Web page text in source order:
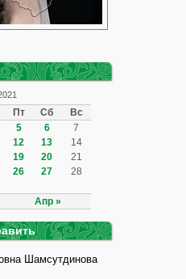
Пт Сб Вс
Апр »
5 6
7
12 13
14
19 20
21
26 27
28
Шамсутдинова